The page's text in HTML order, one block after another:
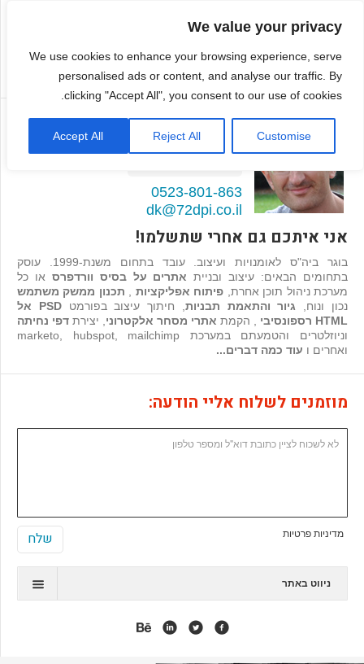
We value your privacy
We use cookies to enhance your browsing experience, serve
personalised ads or content, and analyse our traffic. By
clicking "Accept All", you consent to our use of cookies.
Customise
Reject All
Accept All דמיטרי קגן
בונה אתרים ואפליקציות
0523-801-863
dk@72dpi.co.il
אני איתכם גם אחרי שתשלמו!
בוגר ביה"ס לאומנויות ועיצוב. עובד בתחום משנת-1999. עוסק
בתחומים הבאים: עיצוב ובניית אתרים על בסיס וורדפרס או כל
מערכת ניהול תוכן אחרת, פיתוח אפליקציות
תכנון ממשק משתמש
נכון ונוח, גיור והתאמת תבניות , חיתוך עיצוב בפורמט
PSD אל
HTML רספונסיבי
, הקמת אתרי מסחר אלקטרוני , יצירת דפי נחיתה
וניוזלטרים והטמעתם במערכת marketo, hubspot, mailchimp
ואחרים ו עוד כמה דברים...
מוזמנים לשלוח אליי הודעה:
מדיניות פרטיות
ניווט באתר